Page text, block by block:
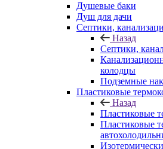
Душевые баки
Душ для дачи
Септики,
Назад
Септики,
колодцы
Подземные
Пластиковые
Назад
Пластиковые
Пластиковые